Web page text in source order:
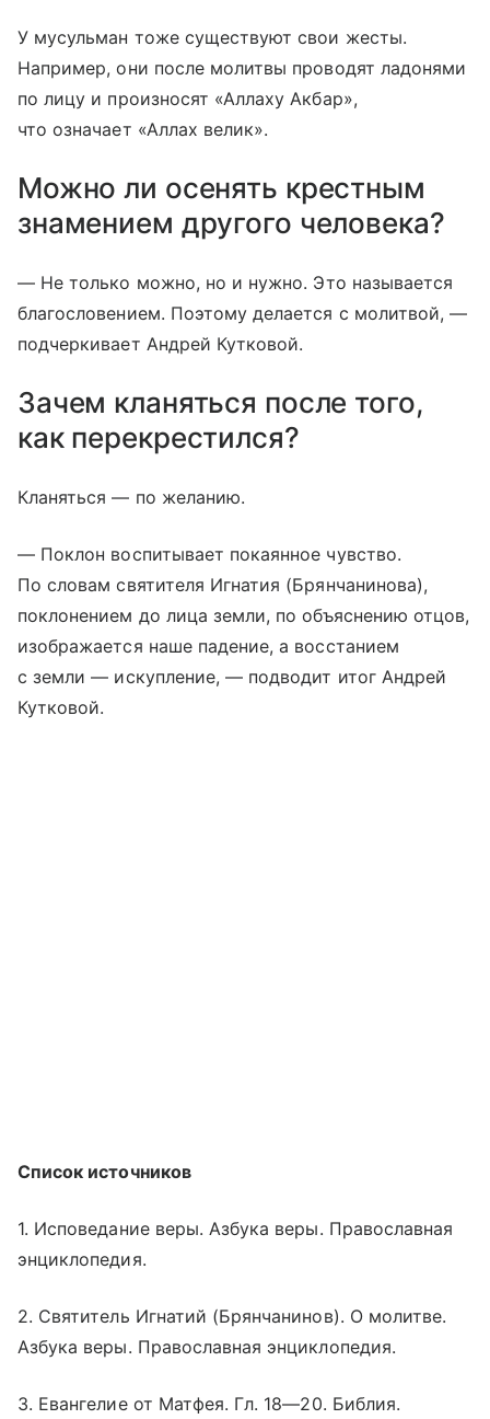
У мусульман тоже существуют свои жесты.
Например, они после молитвы проводят ладонями
по лицу и произносят «Аллаху Акбар»,
что означает «Аллах велик».
Можно ли осенять крестным
знамением другого человека?
— Не только можно, но и нужно. Это называется
благословением. Поэтому делается с молитвой, —
подчеркивает Андрей Кутковой.
Зачем кланяться после того,
как перекрестился?
Кланяться — по желанию.
— Поклон воспитывает покаянное чувство.
По словам святителя Игнатия (Брянчанинова),
поклонением до лица земли, по объяснению отцов,
изображается наше падение, а восстанием
с земли — искупление, — подводит итог Андрей
Кутковой.
Список источников
1. Исповедание веры. Азбука веры. Православная
энциклопедия.
2. Святитель Игнатий (Брянчанинов). О молитве.
Азбука веры. Православная энциклопедия.
3. Евангелие от Матфея. Гл. 18—20. Библия.